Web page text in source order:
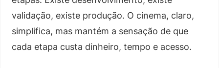
validação, existe produção. O cinema, claro,
simplifica, mas mantém a sensação de que
cada etapa custa dinheiro, tempo e acesso.